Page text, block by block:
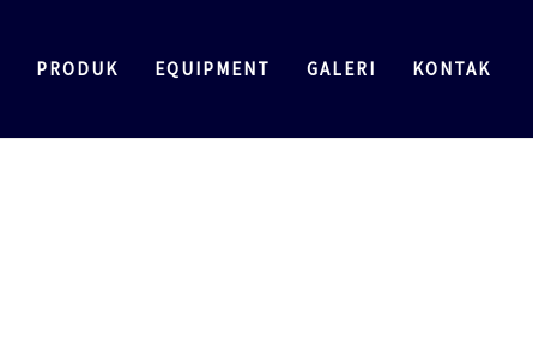
PRODUK EQUIPMENT GALERI KONTAK